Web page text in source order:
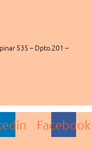
535 – Dpto.201 –
Facebook